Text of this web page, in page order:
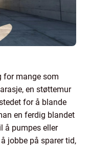
for mange som
en støttemur
for å blande
en ferdig blandet
å pumpes eller
jobbe på sparer tid,